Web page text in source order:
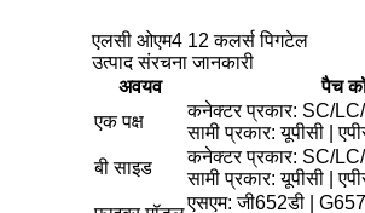
एलसी ओएम4 12 कलर्स पिगटेल
उत्पाद संरचना जानकारी
अवयव
पैच
एक पक्ष
कनेक्टर प्रकार: SC/
सामी प्रकार: यूपीसी |
बी साइड
कनेक्टर प्रकार: SC/
सामी प्रकार: यूपीसी |
एसएम: जी652डी |